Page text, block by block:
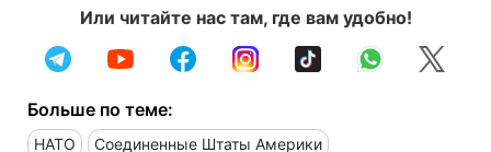
Или читайте нас там, где вам удобно!
Больше по теме:
НАТО Соединенные Штаты Америки